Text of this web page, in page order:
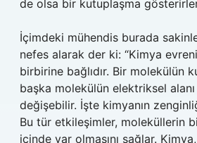
de olsa bir kutuplaşma
İçimdeki mühendis burada
nefes alarak der ki: “Kimya
birbirine bağlıdır. Bir molekülün
başka molekülün elektriksel
değişebilir. İşte kimyanın
Bu tür etkileşimler, moleküllerin
içinde var olmasını sağlar.